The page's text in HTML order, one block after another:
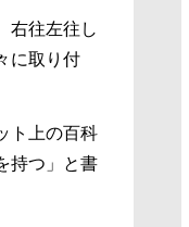
右往左往し
に取り付
ト上の百科
持つ」と書